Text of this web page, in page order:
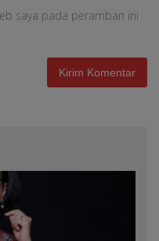
saya pada peramban ini